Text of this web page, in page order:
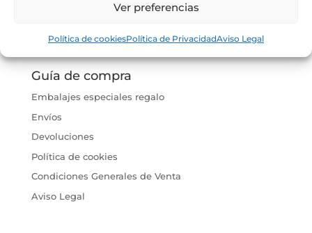
Ver preferencias
Política de cookiesPolítica de PrivacidadAviso Legal
Guía de compra
Embalajes especiales regalo
Envíos
Devoluciones
Política de cookies
Condiciones Generales de Venta
Aviso Legal